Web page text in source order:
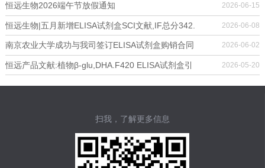
恒远生物2026端午节放假通知 2026-06-15
恒远生物|五月新增ELISA试剂盒SCI文献,IF总分342.
7!
2026-06-08
南京农业大学成功与我司签订ELISA试剂盒购销合同 2026-06-02
恒远产品文献:植物β-glu,DHA.F420 ELISA试剂盒引
2026-05-20
扫我，了解更多信息